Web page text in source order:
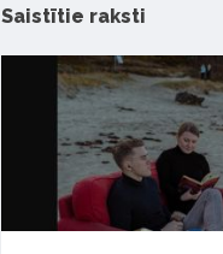
Saistītie raksti